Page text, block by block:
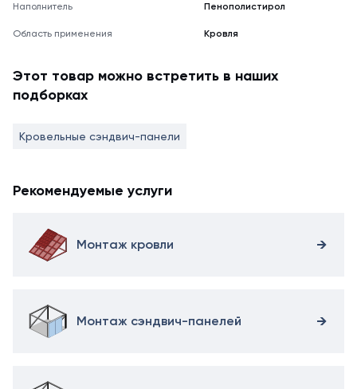
реальному
Наполнитель Пенополистирол
Область применения Кровля
Этот товар можно встретить в наших
подборках
Кровельные сэндвич-панели
Рекомендуемые услуги
Монтаж кровли
Монтаж сэндвич-панелей